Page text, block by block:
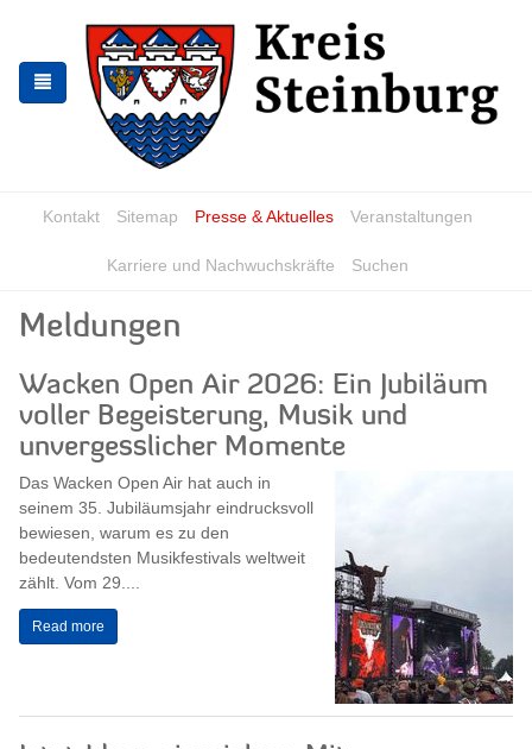
springen
springen
Kontakt Sitemap Presse & Aktuelles Veranstaltungen
Karriere und Nachwuchskräfte Suchen
Meldungen
Wacken Open Air 2026: Ein Jubiläum
voller Begeisterung, Musik und
unvergesslicher Momente
Das Wacken Open Air hat auch in
seinem 35. Jubiläumsjahr eindrucksvoll
bewiesen, warum es zu den
bedeutendsten Musikfestivals weltweit
zählt. Vom 29....
Read more